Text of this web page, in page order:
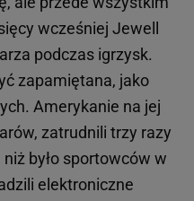
wcześniej Jewell
podczas igrzysk.
zapamiętana, jako
Amerykanie na jej
zatrudnili trzy razy
było sportowców w
elektroniczne